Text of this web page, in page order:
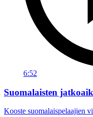
6:52
Suomalaisten
Kooste suomalaispelaajien